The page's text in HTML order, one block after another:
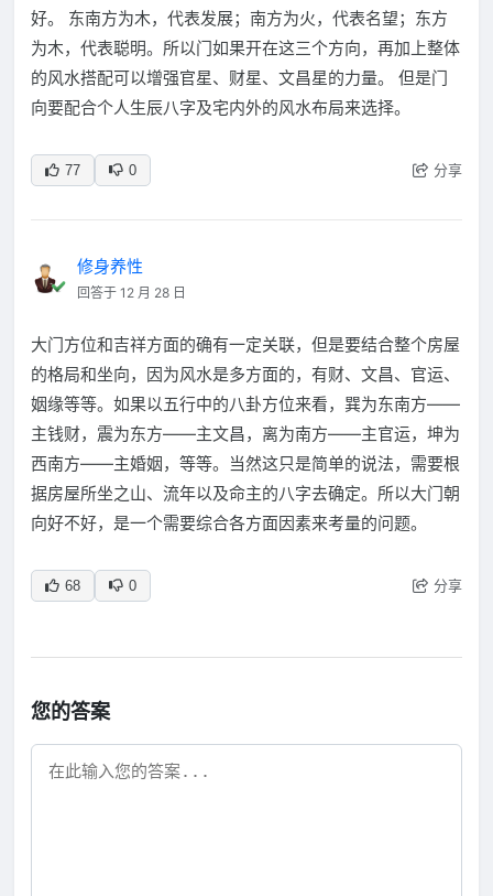
好。 东南方为木，代表发展；南方为火，代表名望；东方
为木，代表聪明。所以门如果开在这三个方向，再加上整体
的风水搭配可以增强官星、财星、文昌星的力量。 但是门
向要配合个人生辰八字及宅内外的风水布局来选择。
77 0 分享
修身养性
回答于 12 月 28 日
大门方位和吉祥方面的确有一定关联，但是要结合整个房屋
的格局和坐向，因为风水是多方面的，有财、文昌、官运、
姻缘等等。如果以五行中的八卦方位来看，巽为东南方——
主钱财，震为东方——主文昌，离为南方——主官运，坤为
西南方——主婚姻，等等。当然这只是简单的说法，需要根
据房屋所坐之山、流年以及命主的八字去确定。所以大门朝
向好不好，是一个需要综合各方面因素来考量的问题。
68 0 分享
您的答案